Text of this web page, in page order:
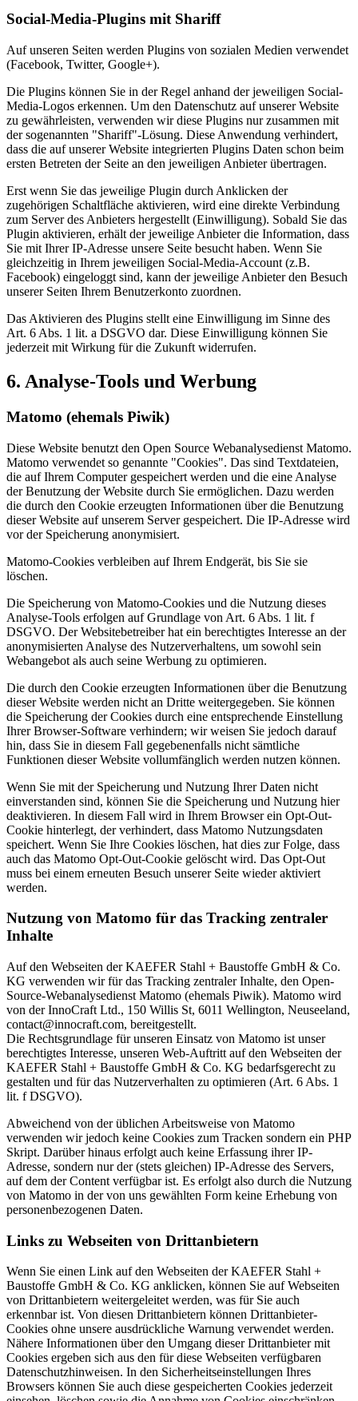
Social-Media-Plugins mit Shariff
Auf unseren Seiten werden Plugins von sozialen Medien verwendet
(Facebook, Twitter, Google+).
Die Plugins können Sie in der Regel anhand der jeweiligen Social-
Media-Logos erkennen. Um den Datenschutz auf unserer Website
zu gewährleisten, verwenden wir diese Plugins nur zusammen mit
der sogenannten "Shariff"-Lösung. Diese Anwendung verhindert,
dass die auf unserer Website integrierten Plugins Daten schon beim
ersten Betreten der Seite an den jeweiligen Anbieter übertragen.
Erst wenn Sie das jeweilige Plugin durch Anklicken der
zugehörigen Schaltfläche aktivieren, wird eine direkte Verbindung
zum Server des Anbieters hergestellt (Einwilligung). Sobald Sie das
Plugin aktivieren, erhält der jeweilige Anbieter die Information, dass
Sie mit Ihrer IP-Adresse unsere Seite besucht haben. Wenn Sie
gleichzeitig in Ihrem jeweiligen Social-Media-Account (z.B.
Facebook) eingeloggt sind, kann der jeweilige Anbieter den Besuch
unserer Seiten Ihrem Benutzerkonto zuordnen.
Das Aktivieren des Plugins stellt eine Einwilligung im Sinne des
Art. 6 Abs. 1 lit. a DSGVO dar. Diese Einwilligung können Sie
jederzeit mit Wirkung für die Zukunft widerrufen.
6. Analyse-Tools und Werbung
Matomo (ehemals Piwik)
Diese Website benutzt den Open Source Webanalysedienst Matomo.
Matomo verwendet so genannte "Cookies". Das sind Textdateien,
die auf Ihrem Computer gespeichert werden und die eine Analyse
der Benutzung der Website durch Sie ermöglichen. Dazu werden
die durch den Cookie erzeugten Informationen über die Benutzung
dieser Website auf unserem Server gespeichert. Die IP-Adresse wird
vor der Speicherung anonymisiert.
Matomo-Cookies verbleiben auf Ihrem Endgerät, bis Sie sie
löschen.
Die Speicherung von Matomo-Cookies und die Nutzung dieses
Analyse-Tools erfolgen auf Grundlage von Art. 6 Abs. 1 lit. f
DSGVO. Der Websitebetreiber hat ein berechtigtes Interesse an der
anonymisierten Analyse des Nutzerverhaltens, um sowohl sein
Webangebot als auch seine Werbung zu optimieren.
Die durch den Cookie erzeugten Informationen über die Benutzung
dieser Website werden nicht an Dritte weitergegeben. Sie können
die Speicherung der Cookies durch eine entsprechende Einstellung
Ihrer Browser-Software verhindern; wir weisen Sie jedoch darauf
hin, dass Sie in diesem Fall gegebenenfalls nicht sämtliche
Funktionen dieser Website vollumfänglich werden nutzen können.
Wenn Sie mit der Speicherung und Nutzung Ihrer Daten nicht
einverstanden sind, können Sie die Speicherung und Nutzung hier
deaktivieren. In diesem Fall wird in Ihrem Browser ein Opt-Out-
Cookie hinterlegt, der verhindert, dass Matomo Nutzungsdaten
speichert. Wenn Sie Ihre Cookies löschen, hat dies zur Folge, dass
auch das Matomo Opt-Out-Cookie gelöscht wird. Das Opt-Out
muss bei einem erneuten Besuch unserer Seite wieder aktiviert
werden.
Nutzung von Matomo für das Tracking zentraler
Inhalte
Auf den Webseiten der KAEFER Stahl + Baustoffe GmbH & Co.
KG verwenden wir für das Tracking zentraler Inhalte, den Open-
Source-Webanalysedienst Matomo (ehemals Piwik). Matomo wird
von der InnoCraft Ltd., 150 Willis St, 6011 Wellington, Neuseeland,
contact@innocraft.com, bereitgestellt.
Die Rechtsgrundlage für unseren Einsatz von Matomo ist unser
berechtigtes Interesse, unseren Web-Auftritt auf den Webseiten der
KAEFER Stahl + Baustoffe GmbH & Co. KG bedarfsgerecht zu
gestalten und für das Nutzerverhalten zu optimieren (Art. 6 Abs. 1
lit. f DSGVO).
Abweichend von der üblichen Arbeitsweise von Matomo
verwenden wir jedoch keine Cookies zum Tracken sondern ein PHP
Skript. Darüber hinaus erfolgt auch keine Erfassung ihrer IP-
Adresse, sondern nur der (stets gleichen) IP-Adresse des Servers,
auf dem der Content verfügbar ist. Es erfolgt also durch die Nutzung
von Matomo in der von uns gewählten Form keine Erhebung von
personenbezogenen Daten.
Links zu Webseiten von Drittanbietern
Wenn Sie einen Link auf den Webseiten der KAEFER Stahl +
Baustoffe GmbH & Co. KG anklicken, können Sie auf Webseiten
von Drittanbietern weitergeleitet werden, was für Sie auch
erkennbar ist. Von diesen Drittanbietern können Drittanbieter-
Cookies ohne unsere ausdrückliche Warnung verwendet werden.
Nähere Informationen über den Umgang dieser Drittanbieter mit
Cookies ergeben sich aus den für diese Webseiten verfügbaren
Datenschutzhinweisen. In den Sicherheitseinstellungen Ihres
Browsers können Sie auch diese gespeicherten Cookies jederzeit